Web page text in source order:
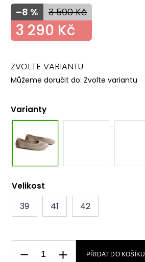
Varianty
3 590 Kč
–8 %
3 290 Kč
ZVOLTE VARIANTU
Můžeme doručit do: Zvolte variantu
Velikost
39
41 42
PŘIDAT DO KOŠÍKU